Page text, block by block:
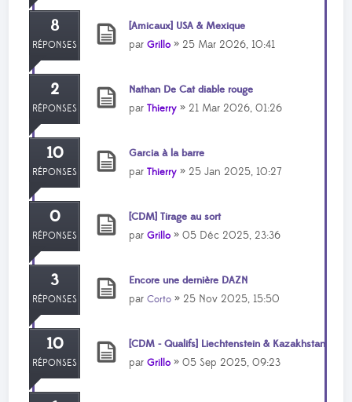
8
RÉPONSES
[Amicaux] USA & Mexique
parGrillo » 25 Mar 2026, 10:41
2
RÉPONSES
Nathan De Cat diable rouge
parThierry » 21 Mar 2026, 01:26
10
RÉPONSES
Garcia à la barre
parThierry » 25 Jan 2025, 10:27
0
RÉPONSES
[CDM] Tirage au sort
parGrillo » 05 Déc 2025, 23:36
3
RÉPONSES
Encore une dernière DAZN
parCorto » 25 Nov 2025, 15:50
10
RÉPONSES
[CDM - Qualifs] Liechtenstein & Kazakhstan
parGrillo » 05 Sep 2025, 09:23